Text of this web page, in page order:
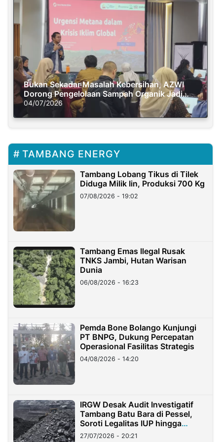
Bukan Sekadar Masalah Kebersihan, AZWI
Dorong Pengelolaan Sampah Organik Jadi
Solusi Krisis Iklim
04/07/2026
TAMBANG ENERGY
Tambang Lobang Tikus di Tilek
Diduga Milik Iin, Produksi 700 Kg
07/08/2026 - 19:02
Tambang Emas Ilegal Rusak
TNKS Jambi, Hutan Warisan
Dunia
06/08/2026 - 16:23
Pemda Bone Bolango Kunjungi
PT BNPG, Dukung Percepatan
Operasional Fasilitas Strategis
04/08/2026 - 14:20
IRGW Desak Audit Investigatif
Tambang Batu Bara di Pessel,
Soroti Legalitas IUP hingga
Stockpile
27/07/2026 - 20:21